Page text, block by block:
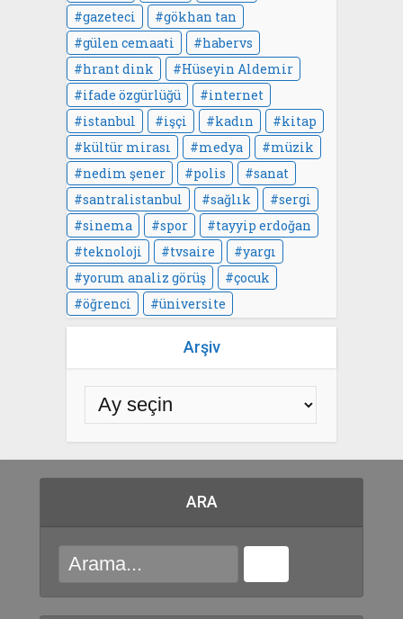
gazeteci
gökhan tan
gülen cemaati
habervs
hrant dink
Hüseyin Aldemir
ifade özgürlüğü
internet
istanbul
işçi kadın
kitap
kültür mirası
medya
müzik
nedim şener
polis
sanat
santralistanbul
sağlık
sergi
sinema
spor
tayyip erdoğan
teknoloji
tvsaire
yargı
yorum analiz görüş
çocuk
öğrenci
üniversite
Arşiv
ARA